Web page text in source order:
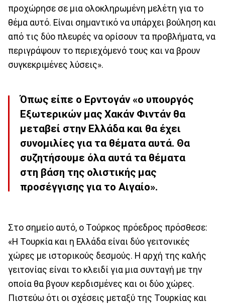
προχώρησε σε μια ολοκληρωμένη μελέτη για το
θέμα αυτό. Είναι σημαντικό να υπάρχει βούληση και
από τις δύο πλευρές να ορίσουν τα προβλήματα, να
περιγράψουν το περιεχόμενό τους και να βρουν
συγκεκριμένες λύσεις».
Όπως είπε ο Ερντογάν «ο υπουργός
Εξωτερικών μας Χακάν Φιντάν θα
μεταβεί στην Ελλάδα και θα έχει
συνομιλίες για τα θέματα αυτά. Θα
συζητήσουμε όλα αυτά τα θέματα
στη βάση της ολιστικής μας
προσέγγισης για το Αιγαίο».
Στο σημείο αυτό, ο Τούρκος πρόεδρος πρόσθεσε:
«Η Τουρκία και η Ελλάδα είναι δύο γειτονικές
χώρες με ιστορικούς δεσμούς. Η αρχή της καλής
γειτονίας είναι το κλειδί για μια συνταγή με την
οποία θα βγουν κερδισμένες και οι δύο χώρες.
Πιστεύω ότι οι σχέσεις μεταξύ της Τουρκίας και